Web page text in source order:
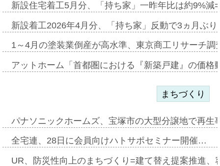
新設住宅着工5月分、「持ち家」一昨年比は約9%
新設着工2026年4月分、「持ち家」反動で3ヵ月ぶ
1～4月の塗装業倒産が高水準、東京商工リサーチ
アットホーム「首都圏における『新築戸建』の価
まちづくり
パナソニックホームズ、宝塚市の大型分譲地で再
全宅連、28日に会員向けハトサポセミナー開催…
UR、防災性向上のまちづくり=建て替え提案推進